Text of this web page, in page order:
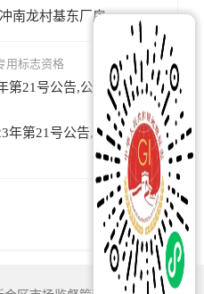
南龙村基东厂房
用标志资格
第21号公告,公告时
年第21号公告,公告时